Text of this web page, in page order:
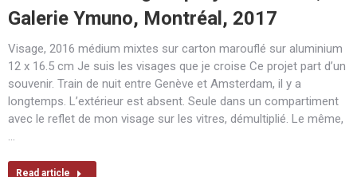
Galerie Ymuno, Montréal, 2017
Visage, 2016 médium mixtes sur carton marouflé sur aluminium
12 x 16.5 cm Je suis les visages que je croise Ce projet part d’un
souvenir. Train de nuit entre Genève et Amsterdam, il y a
longtemps. L’extérieur est absent. Seule dans un compartiment
avec le reflet de mon visage sur les vitres, démultiplié. Le même,
…
Read article